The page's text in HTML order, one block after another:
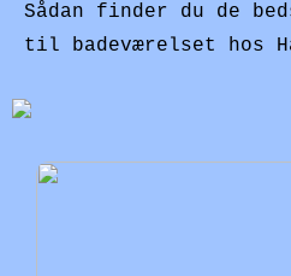
Sådan finder du de
til badeværelset hos